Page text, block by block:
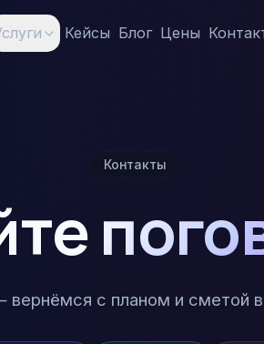
Кейсы Блог Цены
Контакты
с планом и сметой